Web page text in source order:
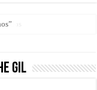
Gil